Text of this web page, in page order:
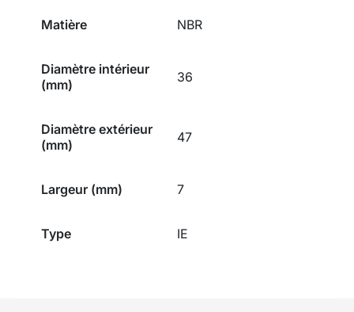
Matière NBR
Diamètre intérieur
(mm)
36
Diamètre extérieur
(mm)
47
Largeur (mm) 7
Type IE